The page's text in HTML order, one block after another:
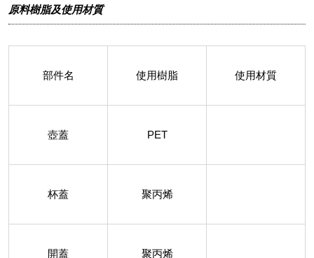
原料樹脂及使用材質
部件名 使用樹脂 使用材質
壺蓋 PET
杯蓋 聚丙烯
開蓋 聚丙烯